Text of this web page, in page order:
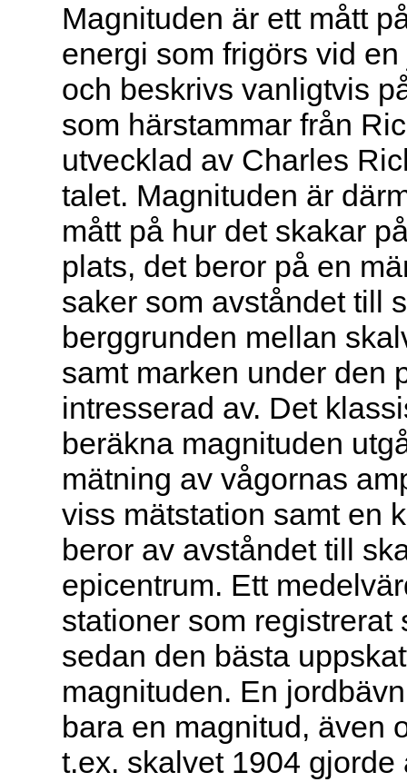
Magnituden är ett mått
energi som frigörs vid
och beskrivs vanligtvis
som härstammar från
utvecklad av Charles
talet. Magnituden är
mått på hur det skakar
plats, det beror på en
saker som avståndet till
berggrunden mellan
samt marken under den
intresserad av. Det
beräkna magnituden
mätning av vågornas
viss mätstation samt en
beror av avståndet till
epicentrum. Ett
stationer som registrerat
sedan den bästa
magnituden. En
bara en magnitud, även
t.ex. skalvet 1904 gjorde